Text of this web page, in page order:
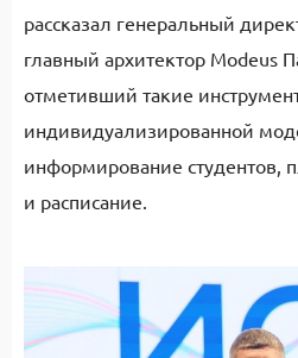
рассказал генеральный
главный архитектор Modeus
отметивший такие
индивидуализированной
информирование студентов,
и расписание.